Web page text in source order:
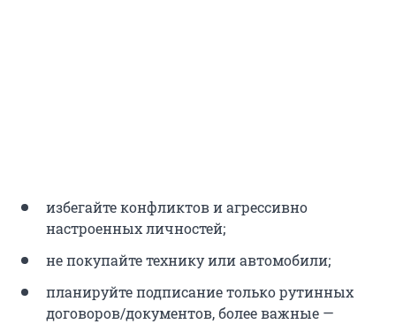
избегайте конфликтов и агрессивно
настроенных личностей;
не покупайте технику или автомобили;
планируйте подписание только рутинных
договоров/документов, более важные —